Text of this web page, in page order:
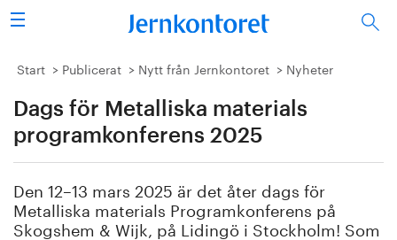
Sök
Stålindustrin
Vision 2050
Energi/miljö
Start Publicerat Nytt från Jernkontoret Nyheter
Dags för Metalliska materials
programkonferens 2025
Den 12–13 mars 2025 är det åter dags för
Metalliska materials Programkonferens på
Skogshem & Wijk, på Lidingö i Stockholm! Som